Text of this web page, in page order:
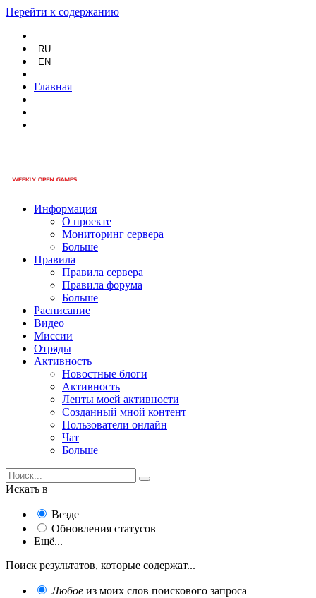
Перейти к содержанию
RU
EN
Главная
Информация
О проекте
Мониторинг сервера
Больше
Правила
Правила сервера
Правила форума
Больше
Расписание
Видео
Миссии
Отряды
Активность
Новостные блоги
Активность
Ленты моей активности
Созданный мной контент
Пользователи онлайн
Чат
Больше
Искать в
Везде
Обновления статусов
Ещё...
Поиск результатов, которые содержат...
Любое из моих слов поискового запроса